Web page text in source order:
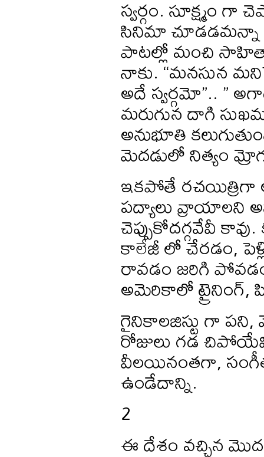
స్వర్గం. సూక్ష్మం
సినిమా చూడడమన్నా
పాటల్లో మంచి
నాకు. “మనసున
అదే స్వర్గమో”.. ”
మరుగున దాగి
అనుభూతి
మెదడులో నిత్యం
ఇకపోతే రచయిత్రిగా
పద్యాలు వ్రాయాలని
చెప్పుకోదగ్గవేవీ
కాలేజీ లో చేరడం,
రావడం జరిగి
అమెరికాలో ట్రైనింగ్,
గైనికాలజిస్టు గా
రోజులు గడ
వీలయినంతగా, సంగీత
ఉండేదాన్ని.
2
ఈ దేశం వచ్చిన